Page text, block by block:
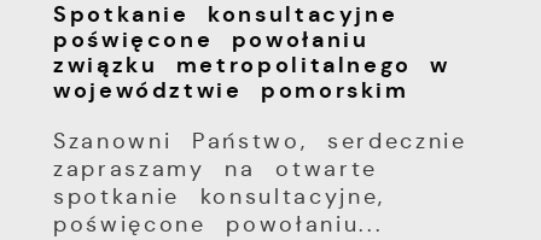
Spotkanie konsultacyjne
poświęcone powołaniu
związku metropolitalnego w
województwie pomorskim
Szanowni Państwo, serdecznie
zapraszamy na otwarte
spotkanie konsultacyjne,
poświęcone powołaniu...